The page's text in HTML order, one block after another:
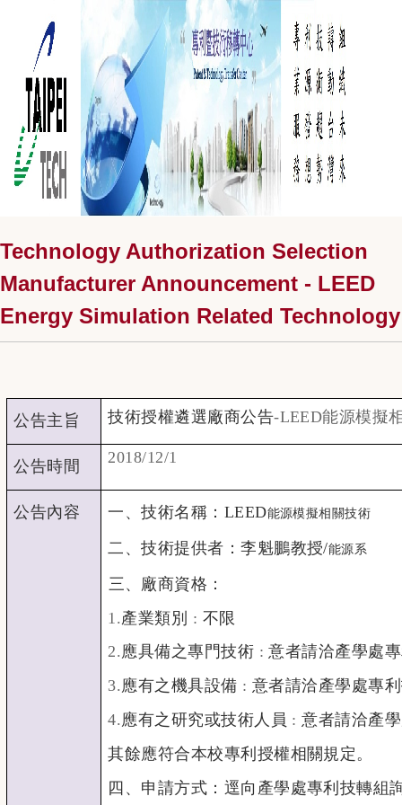
Technology Authorization Selection
Manufacturer Announcement - LEED
Energy Simulation Related Technology
公告主旨 技術授權遴選廠商公告-LEED能源模擬
公告時間 2018/12/1
公告內容 一、技術名稱：LEED能源模擬相關技術
二、技術提供者：李魁鵬教授/能源系
三、廠商資格：
1.產業類別 : 不限
2. 應具備之專門技術 :意者請洽產學處
3. 應有之機具設備 : 意者請洽產學處專
4. 應有之研究或技術人員 :意者請洽產
其餘應符合本校專利授權相關規定。
四、申請方式：逕向產學處專利技轉組